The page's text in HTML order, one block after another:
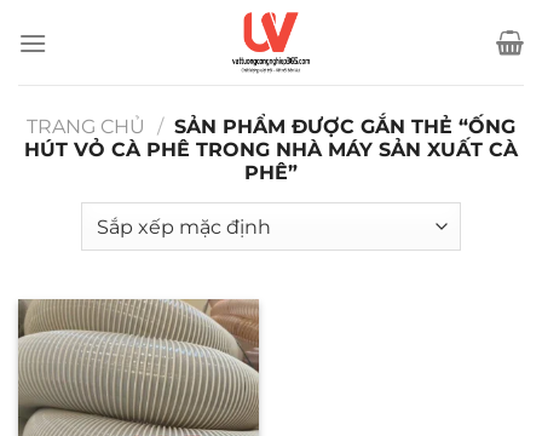
qua
TRANG CHỦ
/ SẢN PHẨM ĐƯỢC GẮN THẺ “ỐNG
HÚT VỎ CÀ PHÊ TRONG NHÀ MÁY SẢN XUẤT CÀ
PHÊ”